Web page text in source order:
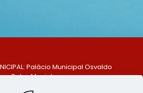
Palácio Municipal Osvaldo
Celso Maciel